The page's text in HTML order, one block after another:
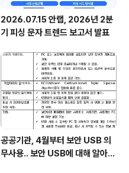
2026.07.15 안랩, 2026년 2분
기 피싱 문자 트렌드 보고서 발표
공공기관, 4월부터 보안 USB 의
무사용.. 보안 USB에 대해 알아봅